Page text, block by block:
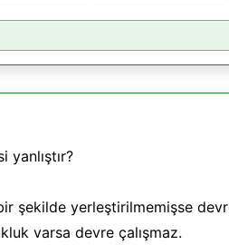
yanlıştır?
şekilde yerleştirilmemişse
varsa devre çalışmaz.